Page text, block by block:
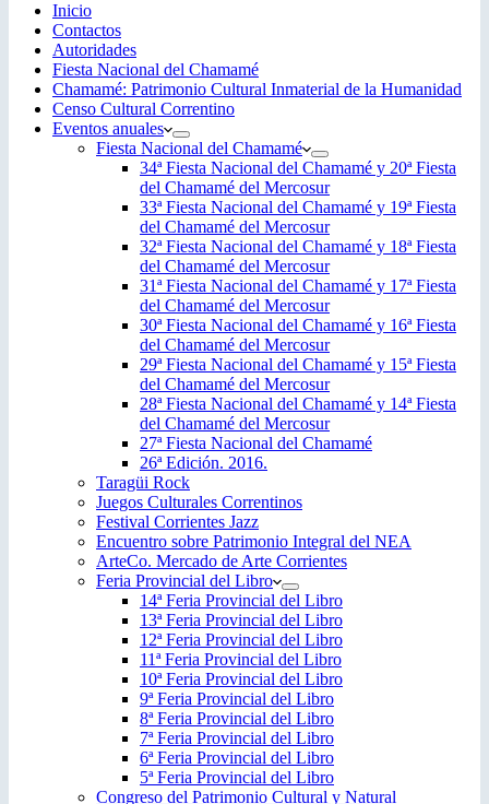
Inicio
Contactos
Autoridades
Fiesta Nacional del Chamamé
Chamamé: Patrimonio Cultural Inmaterial de la Humanidad
Censo Cultural Correntino
Eventos anuales
Fiesta Nacional del Chamamé
34ª Fiesta Nacional del Chamamé y 20ª Fiesta
del Chamamé del Mercosur
33ª Fiesta Nacional del Chamamé y 19ª Fiesta
del Chamamé del Mercosur
32ª Fiesta Nacional del Chamamé y 18ª Fiesta
del Chamamé del Mercosur
31ª Fiesta Nacional del Chamamé y 17ª Fiesta
del Chamamé del Mercosur
30ª Fiesta Nacional del Chamamé y 16ª Fiesta
del Chamamé del Mercosur
29ª Fiesta Nacional del Chamamé y 15ª Fiesta
del Chamamé del Mercosur
28ª Fiesta Nacional del Chamamé y 14ª Fiesta
del Chamamé del Mercosur
27ª Fiesta Nacional del Chamamé
26ª Edición. 2016.
Taragüi Rock
Juegos Culturales Correntinos
Festival Corrientes Jazz
Encuentro sobre Patrimonio Integral del NEA
ArteCo. Mercado de Arte Corrientes
Feria Provincial del Libro
14ª Feria Provincial del Libro
13ª Feria Provincial del Libro
12ª Feria Provincial del Libro
11ª Feria Provincial del Libro
10ª Feria Provincial del Libro
9ª Feria Provincial del Libro
8ª Feria Provincial del Libro
7ª Feria Provincial del Libro
6ª Feria Provincial del Libro
5ª Feria Provincial del Libro
Congreso del Patrimonio Cultural y Natural